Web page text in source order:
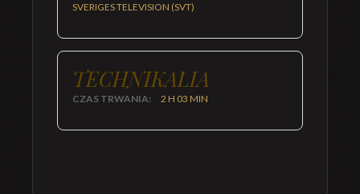
SVERIGES TELEVISION (SVT)
TECHNIKALIA
CZAS TRWANIA: 2 H 03 MIN